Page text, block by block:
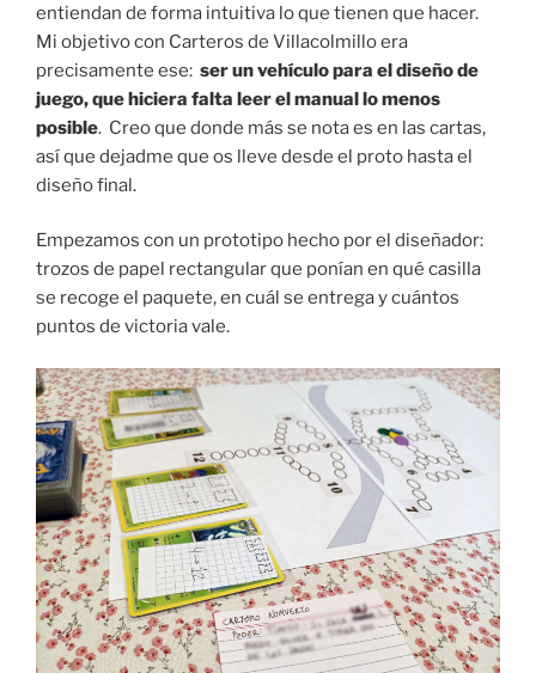
entiendan de forma intuitiva lo que tienen que hacer.
Mi objetivo con Carteros de Villacolmillo era
precisamente ese: ser un vehículo para el diseño de
juego, que hiciera falta leer el manual lo menos
posible. Creo que donde más se nota es en las cartas,
así que dejadme que os lleve desde el proto hasta el
diseño final.
Empezamos con un prototipo hecho por el diseñador:
trozos de papel rectangular que ponían en qué casilla
se recoge el paquete, en cuál se entrega y cuántos
puntos de victoria vale.